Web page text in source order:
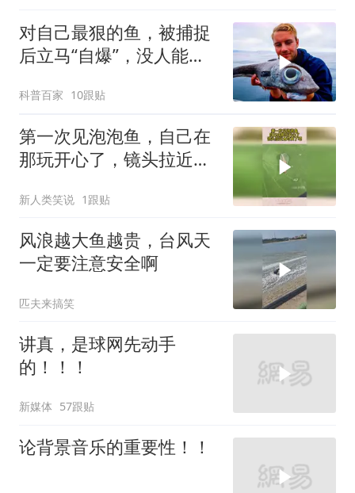
对自己最狠的鱼，被捕捉
后立马“自爆”，没人能将
科普百家 10跟贴
第一次见泡泡鱼，自己在
那玩开心了，镜头拉近太
新人类笑说 1跟贴
风浪越大鱼越贵，台风天
一定要注意安全啊
匹夫来搞笑
讲真，是球网先动手
的！！！
新媒体 57跟贴
论背景音乐的重要性！！